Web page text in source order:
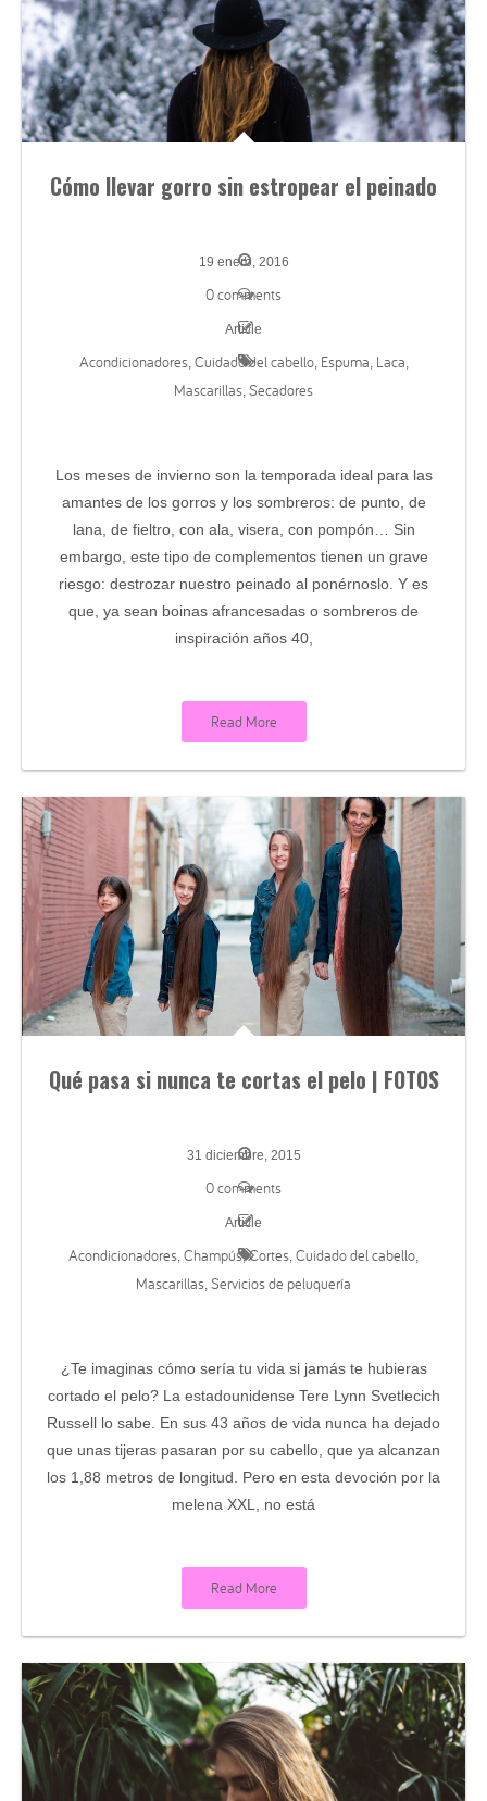
Cómo llevar gorro sin estropear el peinado
19 enero, 2016
0 comments
Article
Acondicionadores, Cuidado del cabello, Espuma, Laca,
Mascarillas, Secadores
Los meses de invierno son la temporada ideal para las
amantes de los gorros y los sombreros: de punto, de
lana, de fieltro, con ala, visera, con pompón… Sin
embargo, este tipo de complementos tienen un grave
riesgo: destrozar nuestro peinado al ponérnoslo. Y es
que, ya sean boinas afrancesadas o sombreros de
inspiración años 40,
Read More
Qué pasa si nunca te cortas el pelo | FOTOS
31 diciembre, 2015
0 comments
Article
Acondicionadores, Champús,Cortes, Cuidado del cabello,
Mascarillas, Servicios de peluquería
¿Te imaginas cómo sería tu vida si jamás te hubieras
cortado el pelo? La estadounidense Tere Lynn Svetlecich
Russell lo sabe. En sus 43 años de vida nunca ha dejado
que unas tijeras pasaran por su cabello, que ya alcanzan
los 1,88 metros de longitud. Pero en esta devoción por la
melena XXL, no está
Read More